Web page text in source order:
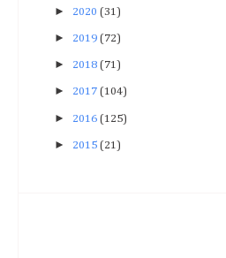
► 2020 (31)
► 2019 (72)
► 2018 (71)
► 2017 (104)
► 2016 (125)
► 2015 (21)